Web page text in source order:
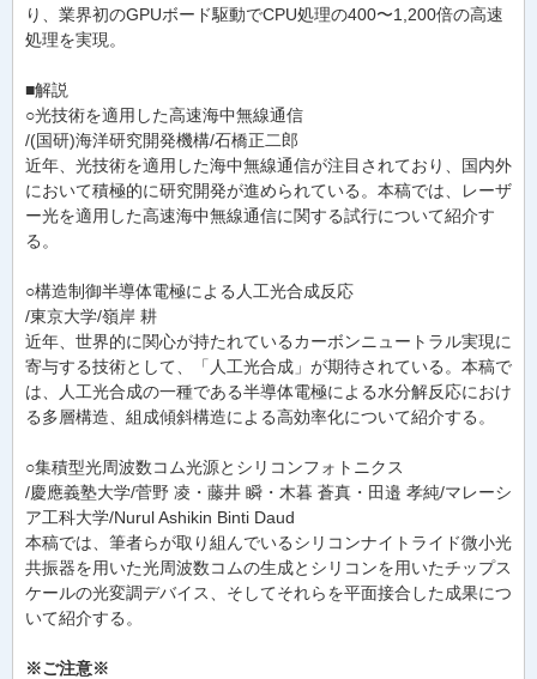
り、業界初のGPUボード駆動でCPU処理の400〜1,200倍の高速
処理を実現。
■解説
○光技術を適用した高速海中無線通信
/(国研)海洋研究開発機構/石橋正二郎
近年、光技術を適用した海中無線通信が注目されており、国内外
において積極的に研究開発が進められている。本稿では、レーザ
ー光を適用した高速海中無線通信に関する試行について紹介す
る。
○構造制御半導体電極による人工光合成反応
/東京大学/嶺岸 耕
近年、世界的に関心が持たれているカーボンニュートラル実現に
寄与する技術として、「人工光合成」が期待されている。本稿で
は、人工光合成の一種である半導体電極による水分解反応におけ
る多層構造、組成傾斜構造による高効率化について紹介する。
○集積型光周波数コム光源とシリコンフォトニクス
/慶應義塾大学/菅野 凌・藤井 瞬・木暮 蒼真・田邉 孝純/マレーシ
ア工科大学/Nurul Ashikin Binti Daud
本稿では、筆者らが取り組んでいるシリコンナイトライド微小光
共振器を用いた光周波数コムの生成とシリコンを用いたチップス
ケールの光変調デバイス、そしてそれらを平面接合した成果につ
いて紹介する。
※ご注意※